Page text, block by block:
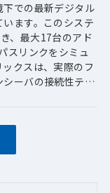
での最新デジタル
ます。このシステ
、最大17台のアド
スリンクをシミュ
クスは、実際のフ
ーバの接続性テス
MHz、30～2000
理ソフトウェアが